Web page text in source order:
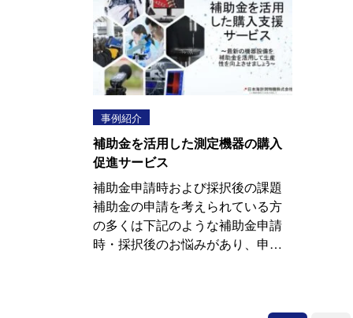
事例紹介
補助金を活用した測定機器の購入
促進サービス
補助金申請時および採択後の課題
補助金の申請を考えられている方
の多くは下記のような補助金申請
時・採択後のお悩みがあり、申…